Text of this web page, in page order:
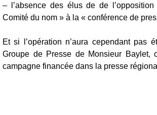
– l’absence des élus de de
Comité du nom » à la « conférence de
Et si l’opération n’aura cependant pas
Groupe de Presse de Monsieur Baylet,
campagne financée dans la presse